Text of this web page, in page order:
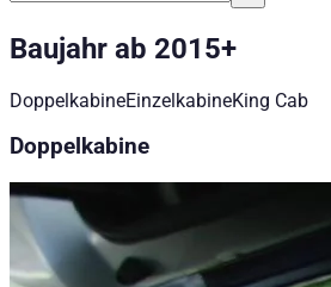
Baujahr ab 2015+
DoppelkabineEinzelkabineKing Cab
Doppelkabine